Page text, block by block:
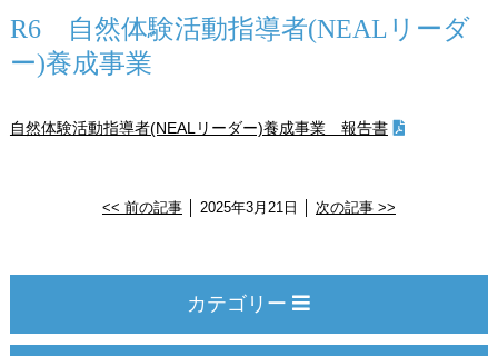
R6 自然体験活動指導者(NEALリーダ
ー)養成事業
自然体験活動指導者(NEALリーダー)養成事業 報告書
<< 前の記事│ 2025年3月21日 │ 次の記事 >>
カテゴリー